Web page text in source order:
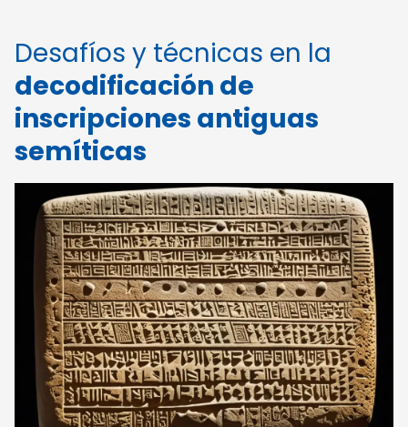
Desafíos y técnicas en la
decodificación de
inscripciones antiguas
semíticas